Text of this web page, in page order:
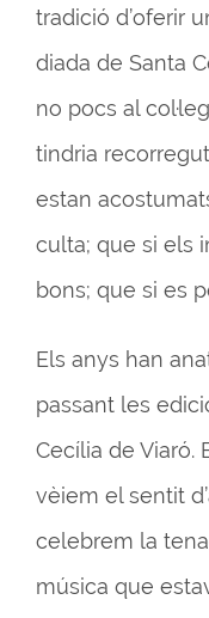
tradició d’oferir
diada de Santa
no pocs al
tindria
estan
culta; que si els
bons; que si es
Els anys han
passant les
Cecília de Viaró.
vèiem el sentit
celebrem la
música que